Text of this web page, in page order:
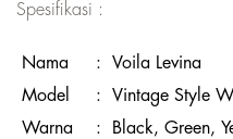
Spesifikasi :
Nama :
Voila Levina
Model
:
Vintage Style
Warna
:
Black, Green,